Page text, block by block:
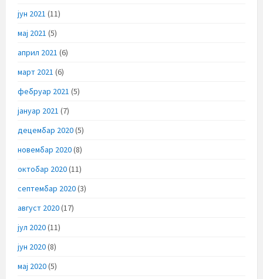
јун 2021 (11)
мај 2021 (5)
април 2021 (6)
март 2021 (6)
фебруар 2021 (5)
јануар 2021 (7)
децембар 2020(5)
новембар 2020(8)
октобар 2020(11)
септембар 2020(3)
август 2020(17)
јул 2020(11)
јун 2020(8)
мај 2020(5)